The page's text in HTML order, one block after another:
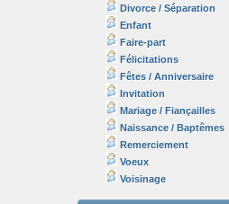
Divorce / Séparation
Enfant
Faire-part
Félicitations
Fêtes / Anniversaire
Invitation
Mariage / Fiançailles
Naissance / Baptêmes
Remerciement
Voeux
Voisinage